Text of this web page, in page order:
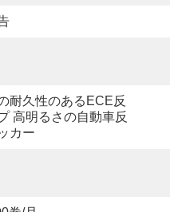
耐久性のあるECE反
高明るさの自動車反
カー